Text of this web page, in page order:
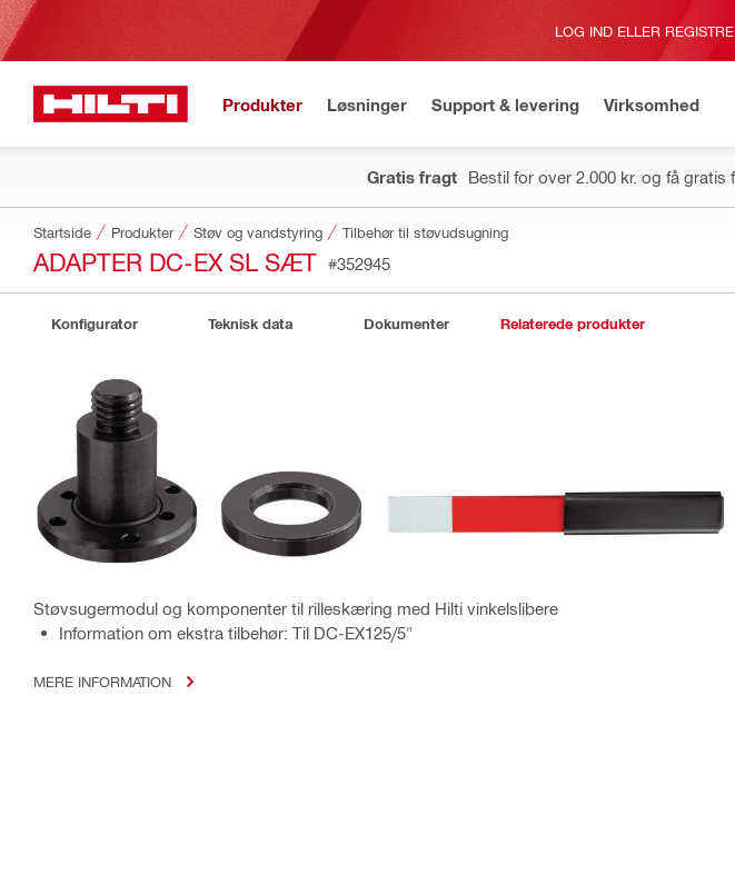
LOG IND ELLER
Produkter Løsninger Support & levering Virksomhed
Gratis fragt Bestil for over 2.000 kr. og få
Startside Produkter Støv og vandstyring Tilbehør til støvudsugning
ADAPTER DC-EX SL SÆT #352945
Konfigurator Teknisk data Dokumenter Relaterede produkter
Støvsugermodul og komponenter til rilleskæring med Hilti vinkelslibere
Information om ekstra tilbehør: Til DC-EX125/5"
MERE INFORMATION